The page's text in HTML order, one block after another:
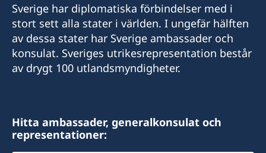
Sveriges honorärkonsulat i Thimphu
4th Floor, Yarkay Complex, Near Clock Tower
Norzin Lam
Thimphu
Bhutan
måndag-fredag 09.00-17.00
Tel: +975 2 33 6611
Sverige har diplomatiska förbindelser med i
stort sett alla stater i världen. I ungefär hälften
av dessa stater har Sverige ambassader och
konsulat. Sveriges utrikesrepresentation består
av drygt 100 utlandsmyndigheter.
Hitta ambassader, generalkonsulat och
representationer: